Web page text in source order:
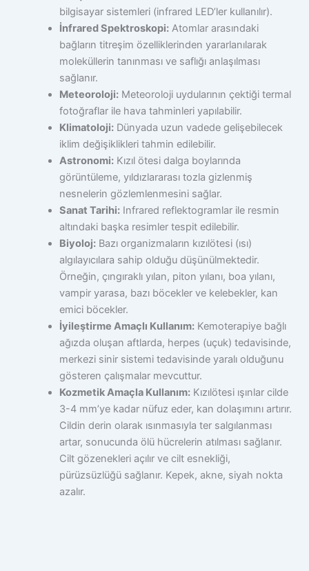
bilgisayar sistemleri (infrared LED’ler kullanılır).
İnfrared Spektroskopi: Atomlar arasındaki
bağların titreşim özelliklerinden yararlanılarak
moleküllerin tanınması ve saflığı anlaşılması
sağlanır.
Meteoroloji: Meteoroloji uydularının çektiği termal
fotoğraflar ile hava tahminleri yapılabilir.
Klimatoloji: Dünyada uzun vadede gelişebilecek
iklim değişiklikleri tahmin edilebilir.
Astronomi: Kızıl ötesi dalga boylarında
görüntüleme, yıldızlararası tozla gizlenmiş
nesnelerin gözlemlenmesini sağlar.
Sanat Tarihi: Infrared reflektogramlar ile resmin
altındaki başka resimler tespit edilebilir.
Biyoloj: Bazı organizmaların kızılötesi (ısı)
algılayıcılara sahip olduğu düşünülmektedir.
Örneğin, çıngıraklı yılan, piton yılanı, boa yılanı,
vampir yarasa, bazı böcekler ve kelebekler, kan
emici böcekler.
İyileştirme Amaçlı Kullanım: Kemoterapiye bağlı
ağızda oluşan aftlarda, herpes (uçuk) tedavisinde,
merkezi sinir sistemi tedavisinde yaralı olduğunu
gösteren çalışmalar mevcuttur.
Kozmetik Amaçla Kullanım: Kızılötesi ışınlar cilde
3-4 mm’ye kadar nüfuz eder, kan dolaşımını artırır.
Cildin derin olarak ısınmasıyla ter salgılanması
artar, sonucunda ölü hücrelerin atılması sağlanır.
Cilt gözenekleri açılır ve cilt esnekliği,
pürüzsüzlüğü sağlanır. Kepek, akne, siyah nokta
azalır.